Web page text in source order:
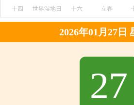
十四 世界湿地日 十六 立春
2026年01月27日
27